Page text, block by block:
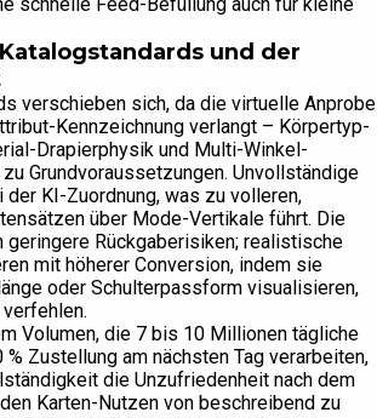
und der
verschieben sich, da die virtuelle Anprobe
Kennzeichnung verlangt – Körpertyp-
Drapierphysik und Multi-Winkel-
Grundvoraussetzungen. Unvollständige
der KI-Zuordnung, was zu volleren,
über Mode-Vertikale führt. Die
geringere Rückgaberisiken; realistische
mit höherer Conversion, indem sie
oder Schulterpassform visualisieren,
Volumen, die 7 bis 10 Millionen tägliche
Zustellung am nächsten Tag verarbeiten,
die Unzufriedenheit nach dem
Karten-Nutzen von beschreibend zu